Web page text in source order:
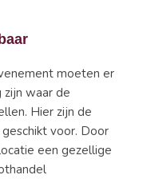
moeten er
zijn waar de
Hier zijn de
voor. Door
een gezellige